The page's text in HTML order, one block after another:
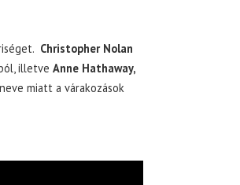
Christopher Nolan
illetve Anne Hathaway,
miatt a várakozások